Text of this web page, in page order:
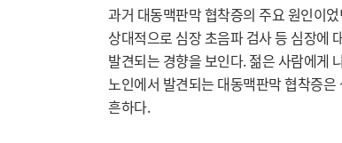
과거 대동맥판막 협착증의 주요 원인이
상대적으로 심장 초음파 검사 등 심장에
발견되는 경향을 보인다. 젊은 사람에게
노인에서 발견되는 대동맥판막 협착증
흔하다.